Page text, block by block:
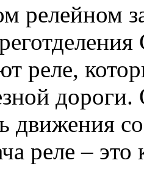
релейном
реле,
движения
реле –